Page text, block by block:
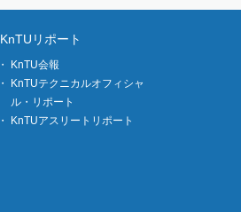
KnTUリポート
KnTU会報
KnTUテクニカルオフィシャ
ル・リポート
KnTUアスリートリポート